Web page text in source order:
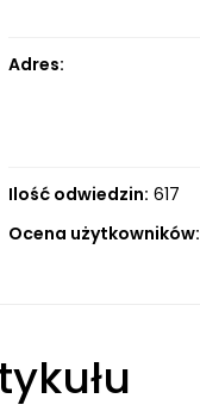
Adres:
Ilość odwiedzin: 617
Ocena użytkowników: